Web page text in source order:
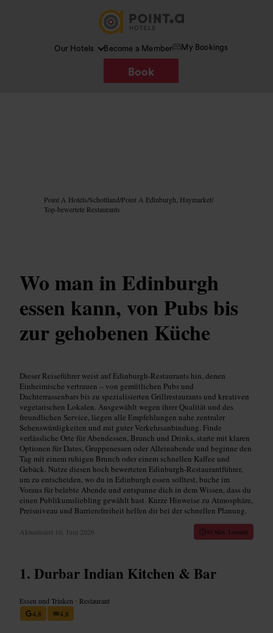
Our Hotels Become a Member My Bookings
Book
Point A Hotels/Schottland/Point A Edinburgh, Haymarket/
Top-bewertete Restaurants
Wo man in Edinburgh
essen kann, von Pubs bis
zur gehobenen Küche
Dieser Reiseführer weist auf Edinburgh-Restaurants hin, denen
Einheimische vertrauen – von gemütlichen Pubs und
Dachterrassenbars bis zu spezialisierten Grillrestaurants und kreativen
vegetarischen Lokalen. Ausgewählt wegen ihrer Qualität und des
freundlichen Service, liegen alle Empfehlungen nahe zentraler
Sehenswürdigkeiten und mit guter Verkehrsanbindung. Finde
verlässliche Orte für Abendessen, Brunch und Drinks, starte mit klaren
Optionen für Dates, Gruppenessen oder Alleinabende und beginne den
Tag mit einem ruhigen Brunch oder einem schnellen Kaffee und
Gebäck. Nutze diesen hoch bewerteten Edinburgh-Restaurantführer,
um zu entscheiden, wo du in Edinburgh essen solltest, buche im
Voraus für belebte Abende und entspanne dich in dem Wissen, dass du
einen Publikumsliebling gewählt hast. Kurze Hinweise zu Atmosphäre,
Preisniveau und Barrierefreiheit helfen dir bei der schnellen Planung.
Aktualisiert 10. Juni 2026 10 Min. Lesezeit
Durbar Indian Kitchen & Bar
Essen und Trinken • Restaurant
4,8
4,8